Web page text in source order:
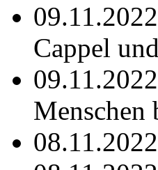
Cappel
Menschen